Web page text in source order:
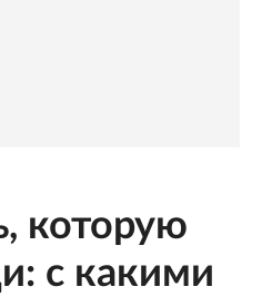
которую
с какими